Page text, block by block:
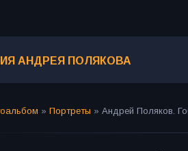
АНДРЕЯ ПОЛЯКОВА
» Портреты » Андрей Поляков.